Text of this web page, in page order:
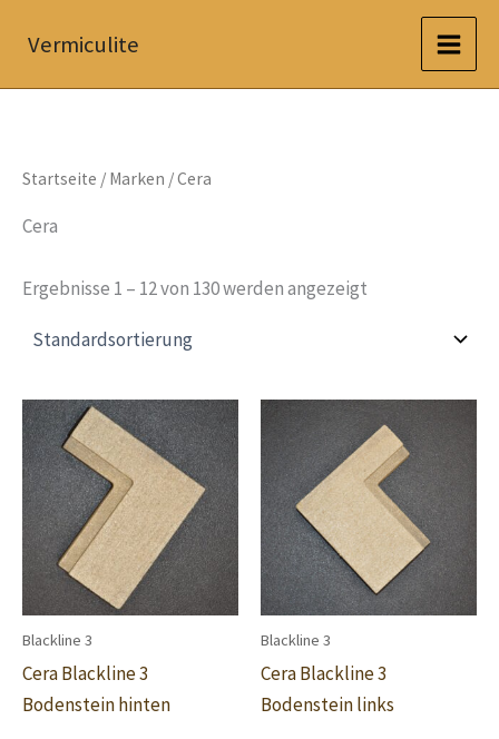
InhaltVermiculite
Startseite / Marken / Cera
Cera
Ergebnisse 1 – 12 von 130 werden angezeigt
Blackline 3
Cera Blackline 3
Bodenstein hinten
Blackline 3
Cera Blackline 3
Bodenstein links